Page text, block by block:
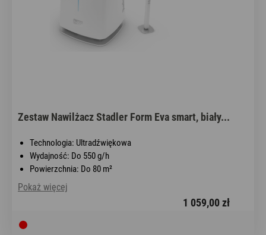
Zestaw Nawilżacz Stadler Form Eva smart, biały...
Technologia: Ultradźwiękowa
Wydajność: Do 550 g/h
Powierzchnia: Do 80 m²
Pokaż więcej
1 059,00 zł